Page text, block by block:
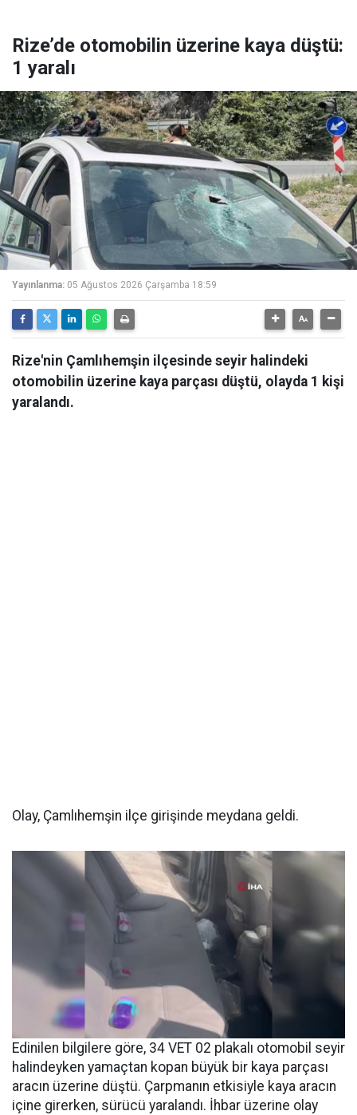
Rize’de otomobilin üzerine kaya düştü:
1 yaralı
Yayınlanma: 05 Ağustos 2026 Çarşamba 18:59
Rize'nin Çamlıhemşin ilçesinde seyir halindeki
otomobilin üzerine kaya parçası düştü, olayda 1 kişi
yaralandı.
Olay, Çamlıhemşin ilçe girişinde meydana geldi.
Edinilen bilgilere göre, 34 VET 02 plakalı otomobil seyir
halindeyken yamaçtan kopan büyük bir kaya parçası
aracın üzerine düştü. Çarpmanın etkisiyle kaya aracın
içine girerken, sürücü yaralandı. İhbar üzerine olay